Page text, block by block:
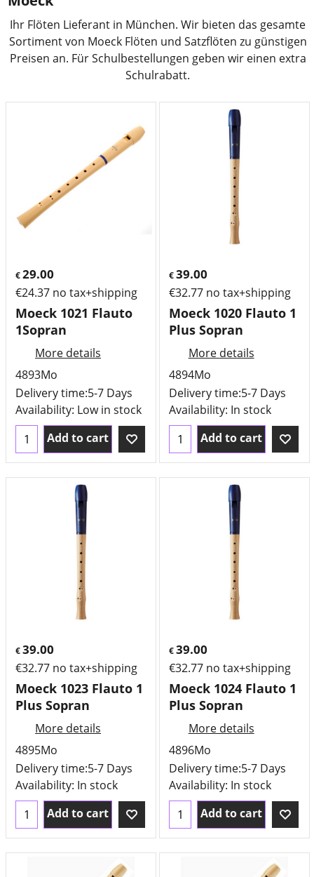
Ihr Flöten Lieferant in München. Wir bieten das gesamte
Sortiment von Moeck Flöten und Satzflöten zu günstigen
Preisen an. Für Schulbestellungen geben wir einen extra
Schulrabatt.
€29.00
€24.37 no tax+shipping
Moeck 1021 Flauto
1Sopran
More details
4893Mo
Delivery time:5-7 Days
Availability: Low in stock
Add to cart
€39.00
€32.77 no tax+shipping
Moeck 1020 Flauto 1
Plus Sopran
More details
4894Mo
Delivery time:5-7 Days
Availability: In stock
Add to cart
€39.00
€32.77 no tax+shipping
Moeck 1023 Flauto 1
Plus Sopran
More details
4895Mo
Delivery time:5-7 Days
Availability: In stock
Add to cart
€39.00
€32.77 no tax+shipping
Moeck 1024 Flauto 1
Plus Sopran
More details
4896Mo
Delivery time:5-7 Days
Availability: In stock
Add to cart